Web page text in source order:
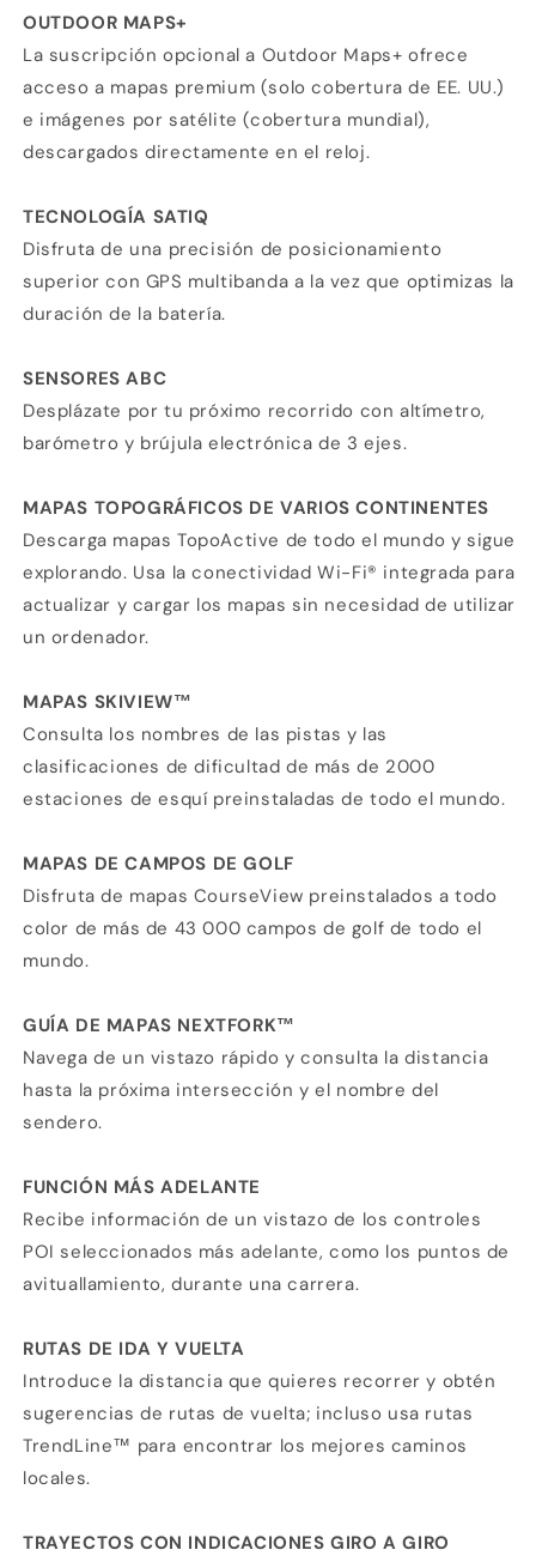
OUTDOOR MAPS+
La suscripción opcional a Outdoor Maps+ ofrece
acceso a mapas premium (solo cobertura de EE. UU.)
e imágenes por satélite (cobertura mundial),
descargados directamente en el reloj.
TECNOLOGÍA SATIQ
Disfruta de una precisión de posicionamiento
superior con GPS multibanda a la vez que optimizas la
duración de la batería.
SENSORES ABC
Desplázate por tu próximo recorrido con altímetro,
barómetro y brújula electrónica de 3 ejes.
MAPAS TOPOGRÁFICOS DE VARIOS CONTINENTES
Descarga mapas TopoActive de todo el mundo y sigue
explorando. Usa la conectividad Wi-Fi® integrada para
actualizar y cargar los mapas sin necesidad de utilizar
un ordenador.
MAPAS SKIVIEW™
Consulta los nombres de las pistas y las
clasificaciones de dificultad de más de 2000
estaciones de esquí preinstaladas de todo el mundo.
MAPAS DE CAMPOS DE GOLF
Disfruta de mapas CourseView preinstalados a todo
color de más de 43 000 campos de golf de todo el
mundo.
GUÍA DE MAPAS NEXTFORK™
Navega de un vistazo rápido y consulta la distancia
hasta la próxima intersección y el nombre del
sendero.
FUNCIÓN MÁS ADELANTE
Recibe información de un vistazo de los controles
POI seleccionados más adelante, como los puntos de
avituallamiento, durante una carrera.
RUTAS DE IDA Y VUELTA
Introduce la distancia que quieres recorrer y obtén
sugerencias de rutas de vuelta; incluso usa rutas
TrendLine™ para encontrar los mejores caminos
locales.
TRAYECTOS CON INDICACIONES GIRO A GIRO